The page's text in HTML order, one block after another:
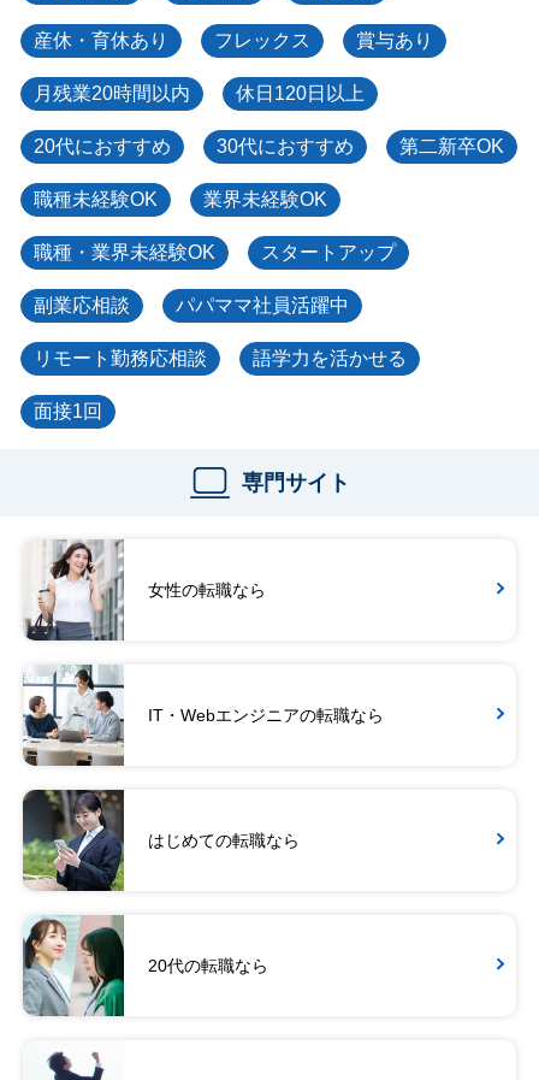
産休・育休あり フレックス 賞与あり
月残業20時間以内 休日120日以上
20代におすすめ 30代におすすめ 第二新卒OK
職種未経験OK 業界未経験OK
職種・業界未経験OK スタートアップ
副業応相談 パパママ社員活躍中
リモート勤務応相談 語学力を活かせる
面接1回
専門サイト
女性の転職なら
IT・Webエンジニアの転職なら
はじめての転職なら
20代の転職なら